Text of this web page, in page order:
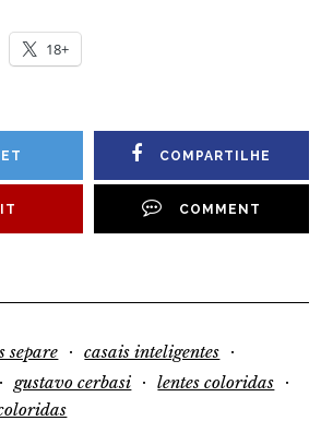
18+
COMPARTILHE
COMMENT
separe · casais inteligentes ·
· gustavo cerbasi · lentes coloridas ·